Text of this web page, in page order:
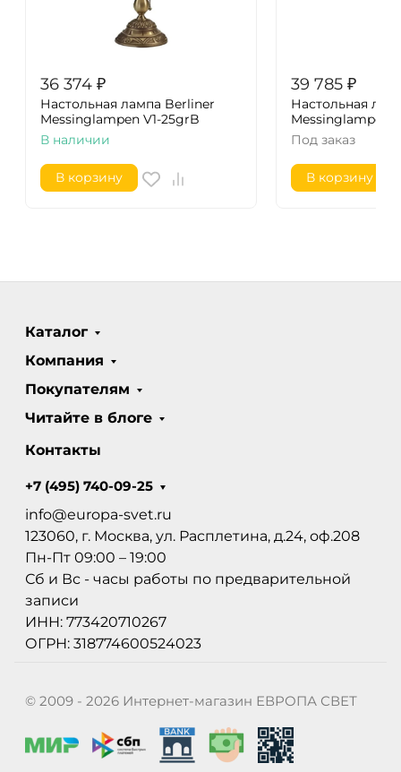
36 374 ₽
Настольная лампа Berliner
Messinglampen V1-25grB
В наличии
В корзину
39 785 ₽
Настольная
Messinglampen
Под заказ
В корзину
Каталог
Компания
Покупателям
Читайте в блоге
Контакты
+7 (495) 740-09-25
info@europa-svet.ru
123060, г. Москва, ул. Расплетина, д.24, оф.208
Пн-Пт 09:00 – 19:00
Сб и Вс - часы работы по предварительной
записи
ИНН: 773420710267
ОГРН: 318774600524023
© 2009 - 2026 Интернет-магазин ЕВРОПА СВЕТ